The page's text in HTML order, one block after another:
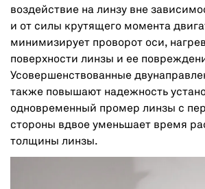
воздействие на линзу вне
и от силы крутящего момента
минимизирует проворот оси,
поверхности линзы и ее
Усовершенствованные
также повышают надежность
одновременный промер линзы с
стороны вдвое уменьшает время
толщины линзы.